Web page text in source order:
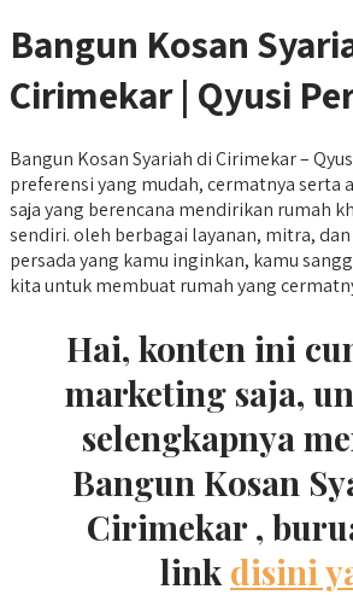
Bangun Kosan
Cirimekar | Qyusi
Bangun Kosan Syariah di Cirimekar –
preferensi yang mudah, cermatnya serta
saja yang berencana mendirikan rumah
sendiri. oleh berbagai layanan, mitra,
persada yang kamu inginkan, kamu
kita untuk membuat rumah yang
Hai, konten ini
marketing saja,
selengkapnya
Bangun Kosan
Cirimekar ,
link disini